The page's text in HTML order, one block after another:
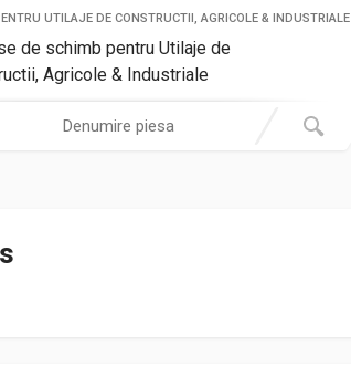
UTILAJE DE CONSTRUCTII, AGRICOLE & INDUSTRIALE